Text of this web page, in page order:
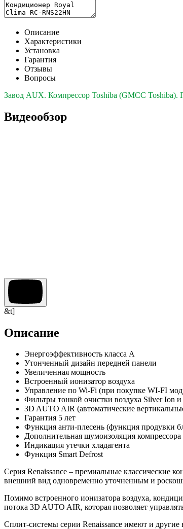
Описание
Характеристики
Установка
Гарантия
Отзывы
Вопросы
Завод AUX. Компрессор Toshiba (GMCC Toshiba).
Видеообзор
&t]
Описание
Энергоэффективность класса А
Утонченный дизайн передней панели
Увеличенная мощность
Встроенный ионизатор воздуха
Управление по Wi-Fi (при покупке WI-FI
Фильтры тонкой очистки воздуха Silver Ion
3D AUTO AIR (автоматические
Гарантия 5 лет
Функция анти-плесень (функция продувки
Дополнительная шумоизоляция компрессора
Индикация утечки хладагента
Функция Smart Defrost
Серия Renaissance – премиальные классические
внешний вид одновременно уточненным и
Помимо встроенного ионизатора воздуха,
потока 3D AUTO AIR, которая позволяет
Сплит-системы серии Renaissance имеют и